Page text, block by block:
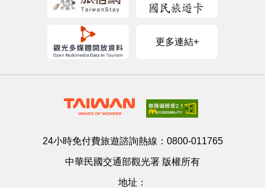
更多連結+
24小時免付費旅遊諮詢熱線： 0800-011765
中華民國交通部觀光署 版權所有
地址：